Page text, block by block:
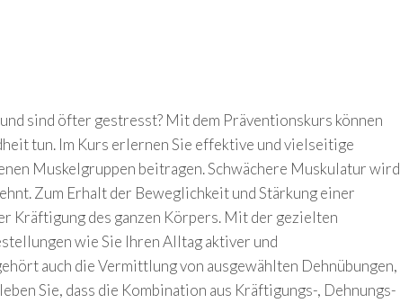
sind öfter gestresst? Mit dem Präventionskurs können
tun. Im Kurs erlernen Sie effektive und vielseitige
Muskelgruppen beitragen. Schwächere Muskulatur wird
Zum Erhalt der Beweglichkeit und Stärkung einer
Kräftigung des ganzen Körpers. Mit der gezielten
wie Sie Ihren Alltag aktiver und
auch die Vermittlung von ausgewählten Dehnübungen,
Sie, dass die Kombination aus Kräftigungs-, Dehnungs-